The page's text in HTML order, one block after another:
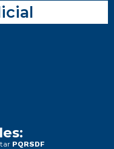
PQRSDF